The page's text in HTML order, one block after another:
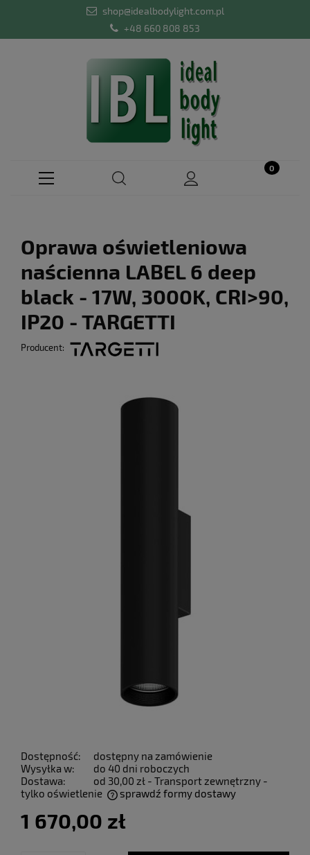
shop@idealbodylight.com.pl
+48 660 808 853
Oprawa oświetleniowa
naścienna LABEL 6 deep
black - 17W, 3000K, CRI>90,
IP20 - TARGETTI
Producent:
Dostępność:
dostępny na zamówienie
Wysyłka w:
do 40 dni roboczych
Dostawa:
od 30,00 zł - Transport zewnętrzny -
tylko oświetlenie
sprawdź formy dostawy
1 670,00 zł